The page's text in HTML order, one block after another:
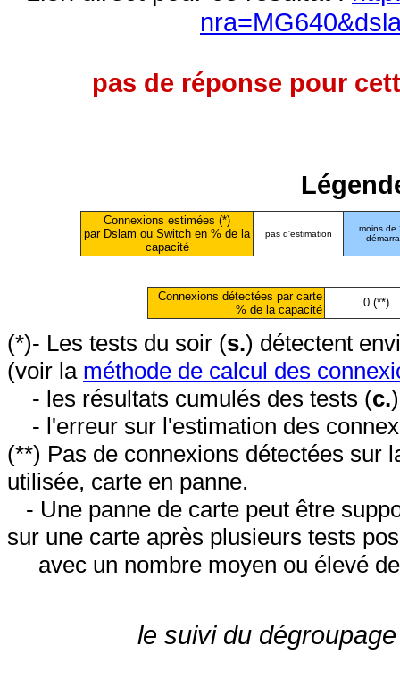
pas de réponse pour
Connexions estimées (*)
par Dslam ou Switch en % de la
capacité
pas d'estimation
moins de
Connexions détectées par carte
% de la capacité
0 (**)
(*)- Les tests du soir (s.) détectent
(voir la méthode de calcul des
- les résultats cumulés des tests (c.
- l'erreur sur l'estimation des
(**) Pas de connexions détectées sur
utilisée, carte en panne.
- Une panne de carte peut être
sur une carte après plusieurs tests
avec un nombre moyen ou élevé
le suivi du